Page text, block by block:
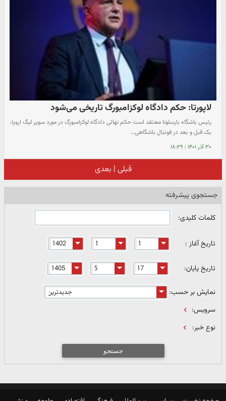
لاپورتا: حکم دادگاه لوکزامبورگ تاریخی می‌شود
رئیس باشگاه بارسلونا معتقد است حکم نهائی دادگاه لوکزامبورگ در مورد سوپر لیگ اروپا،
یک قبل و بعد در فوتبال باشگاهی…
۳۰ آذر ۱۴۰۱ | ۱۸:۲۹
قبلی | بعدی
جستجوی پیشرفته
کلمات کلیدی:
تاریخ آغاز :
تاریخ پایان:
نمایش بر حسب:
سرویس:
نوع خبر:
جستجو